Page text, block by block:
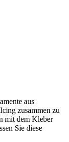
aus
zusammen zu
mit dem Kleber
Sie diese